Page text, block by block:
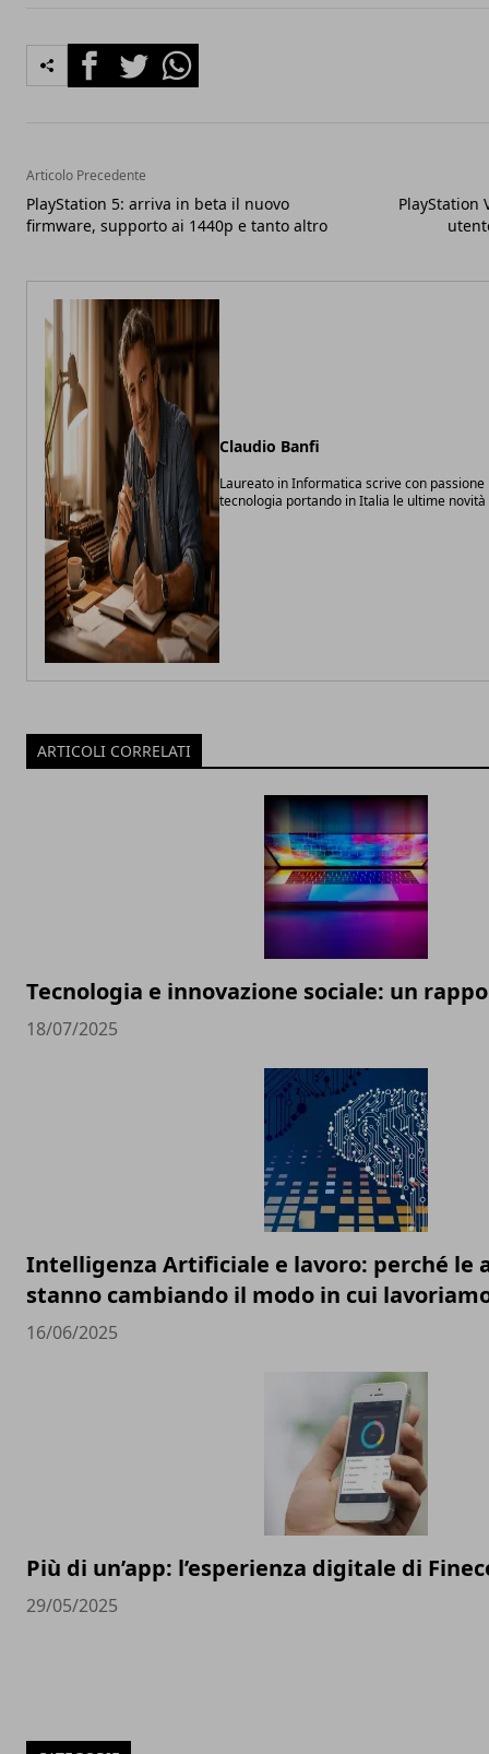
FacebookTwitterWhatsapp
Articolo Precedente
PlayStation 5: arriva in beta il nuovo
firmware, supporto ai 1440p e tanto altro
PlayStation
Claudio Banfi
Laureato in Informatica scrive con
tecnologia portando in Italia le ultime novità
ARTICOLI CORRELATI
Tecnologia e innovazione sociale: un
18/07/2025
Intelligenza Artificiale e lavoro: perché le
stanno cambiando il modo in cui
16/06/2025
Più di un’app: l’esperienza digitale di
29/05/2025